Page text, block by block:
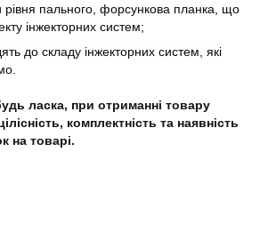
рівня пального, форсункова планка, що
інжекторних систем;
до складу інжекторних систем, які
ласка, при отриманні товару
комплектність та наявність
на товарі.